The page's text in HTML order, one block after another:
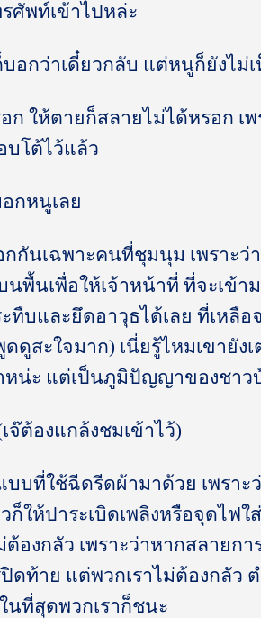
ศัพท์เข้าไปหล่ะ
อกว่าเดี๋ยวกลับ แต่หนูก็ยังไม่
ก ให้ตายก็สลายไม่ได้หรอก เ
บโต้ไว้แล้ว
กหนูเลย
กันเฉพาะคนที่ชุมนุม เพราะว่
นพื้นเพื่อให้เจ้าหน้าที่ ที่จะเข้
บและยึดอาวุธได้เลย ที่เหลือ
สะใจมาก) เนี่ยรู้ไหมเขายัง
หน่ะ แต่เป็นภูมิปัญญาของชาว
เจ๊ต้องแกล้งชมเข้าไว้)
บที่ใช้ฉีดรีดผ้ามาด้วย เพราะ
ให้ปาระเบิดเพลิงหรือจุดไฟใ
องกลัว เพราะว่าหากสลายก
ท้าย แต่พวกเราไม่ต้องกลัว
นที่สุดพวกเราก็ชนะ